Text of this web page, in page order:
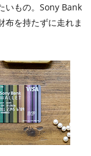
いもの。Sony Bank
布を持たずに走れま